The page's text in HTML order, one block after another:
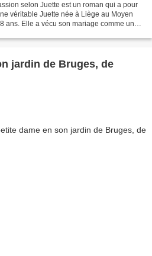
selon Juette est un roman qui a pour
véritable Juette née à Liège au Moyen
ans. Elle a vécu son mariage comme un
jardin de Bruges, de